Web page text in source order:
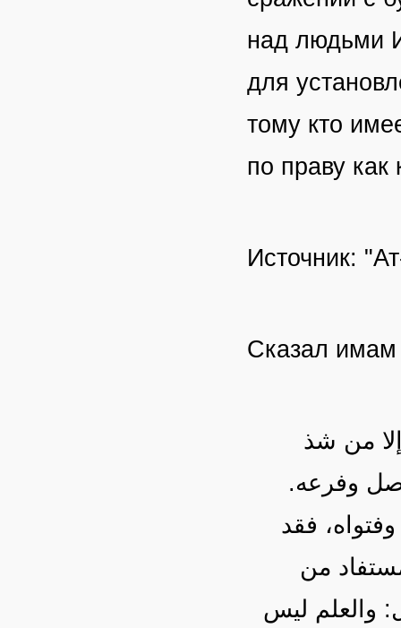
над людьми
для
тому кто
по праву как
Источник:
Сказал
من شذ
وفرعه.
فقد
من
والعلم ليس